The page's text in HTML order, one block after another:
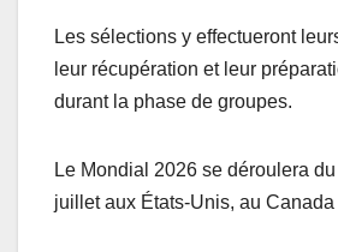
Les sélections y effectueront
leur récupération et leur
durant la phase de groupes.
Le Mondial 2026 se déroulera
juillet aux États-Unis, au